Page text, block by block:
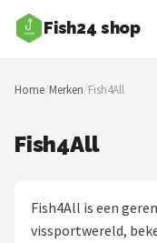
Fish24 shop
Zoeken
NAVIGATIE
Blog
Home/Merken/Fish4All
Fish4All
Fish4All is een
vissportwereld,